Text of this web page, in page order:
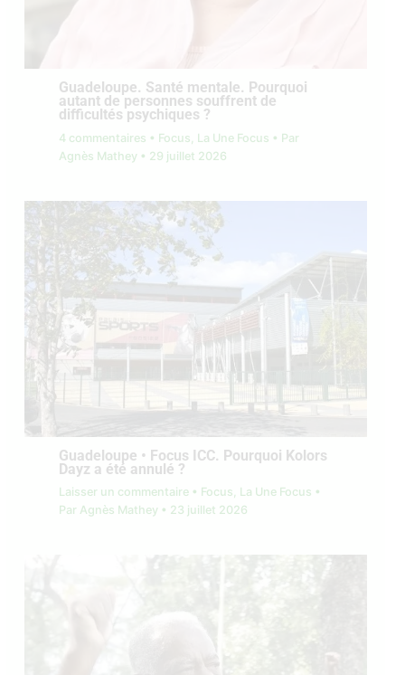
Guadeloupe. Santé mentale. Pourquoi
autant de personnes souffrent de
difficultés psychiques ?
4 commentaires • Focus, La Une Focus • Par
Agnès Mathey • 29 juillet 2026
Guadeloupe • Focus ICC. Pourquoi Kolors
Dayz a été annulé ?
Laisser un commentaire • Focus, La Une Focus •
Par Agnès Mathey • 23 juillet 2026